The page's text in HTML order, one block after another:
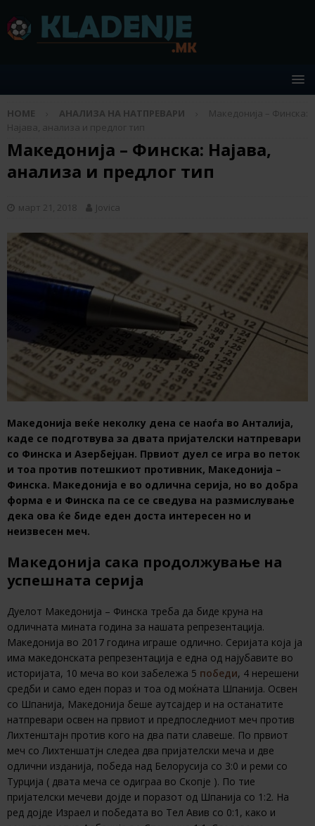
HOME АНАЛИЗА НА НАТПРЕВАРИ
Македонија – Финска:
Најава, анализа и предлог тип
Македонија – Финска: Најава,
анализа и предлог тип
март 21, 2018 Jovica
Македонија веќе неколку дена се наоѓа во Анталија,
каде се подготвува за двата пријателски натпревари
со Финска и Азербејџан. Првиот дуел се игра во петок
и тоа против потешкиот противник, Македонија –
Финска. Македонија е во одлична серија, но во добра
форма е и Финска па се се сведува на размислување
дека ова ќе биде еден доста интересен но и
неизвесен меч.
Македонија сака продолжување на
успешната серија
Дуелот Македонија – Финска треба да биде круна на
одличната мината година за нашата репрезентација.
Македонија во 2017 година играше одлично. Серијата која ја
има македонската репрезентација е една од најубавите во
историјата, 10 меча во кои забележа 5 победи, 4 нерешени
средби и само еден пораз и тоа од моќната Шпанија. Освен
со Шпанија, Македонија беше аутсајдер и на останатите
натпревари освен на првиот и предпоследниот меч против
Лихтенштајн против кого на два пати славеше. По првиот
меч со Лихтеншатјн следеа два пријателски меча и две
одлични изданија, победа над Белорусија со 3:0 и реми со
Турција ( двата меча се одиграа во Скопје ). По тие
пријателски мечеви дојде и поразот од Шпанија со 1:2. На
ред дојде Израел и победата во Тел Авив со 0:1, како и